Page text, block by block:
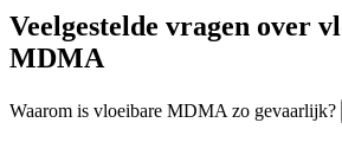
Veelgestelde vragen over
MDMA
Waarom is vloeibare MDMA zo gevaarlijk?